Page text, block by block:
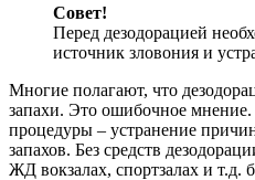
Совет!
Перед дезодорацией
источник зловония и
Многие полагают, что
запахи. Это ошибочное
процедуры – устранение
запахов. Без средств
ЖД вокзалах, спортзалах и